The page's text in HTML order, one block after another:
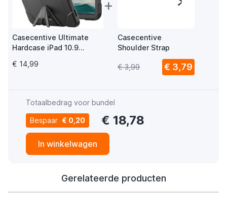
Casecentive Ultimate
Hardcase iPad 10.9
€ 14,99
+
Casecentive
Shoulder Strap
€ 3,99 € 3,79
Totaalbedrag voor bundel
Bespaar € 0,20 € 18,78
In winkelwagen
Gerelateerde producten